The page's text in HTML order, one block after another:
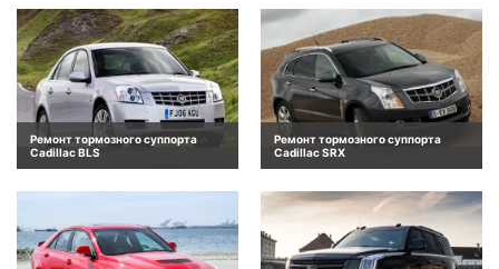
Ремонт тормозного суппорта
Cadillac BLS
Ремонт тормозного суппорта
Cadillac SRX